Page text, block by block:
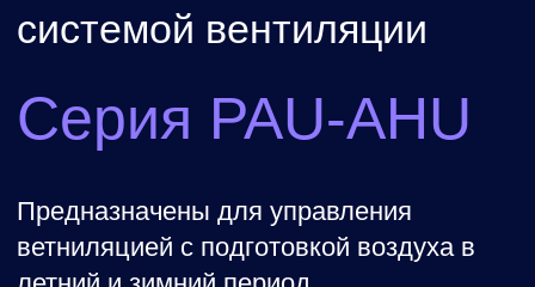
Сенсорное панель оператора может
быть вынесена из шкафа в любое
Быстрое подключение к встроенному
WEB - интерфейсу и удаленному
управлению через Ethernet порт.
навыков.
Адаптированный интерфейс
для мобильных устройств.